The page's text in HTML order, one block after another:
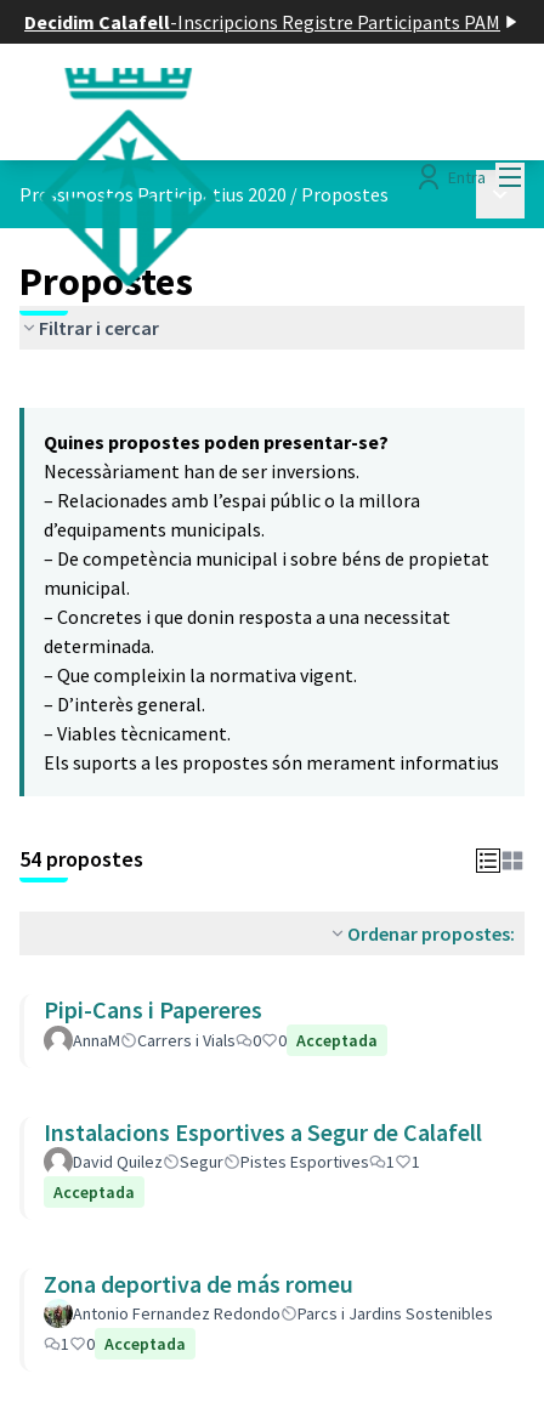
Decidim Calafell-Inscripcions Registre Participants PAM
Entra
Pressupostos Participatius 2020 / Propostes
Propostes
Filtrar i cercar
−
Quines propostes poden presentar-se?
Necessàriament han de ser inversions.
– Relacionades amb l’espai públic o la millora
d’equipaments municipals.
– De competència municipal i sobre béns de propietat
municipal.
– Concretes i que donin resposta a una necessitat
determinada.
– Que compleixin la normativa vigent.
– D’interès general.
– Viables tècnicament.
Els suports a les propostes són merament informatius
54 propostes
Ordenar propostes:
Pipi-Cans i Papereres
AnnaM Carrers i Vials 0 0 Acceptada
Instalacions Esportives a Segur de Calafell
David Quilez Segur Pistes Esportives 1
1
Acceptada
Zona deportiva de más romeu
Antonio Fernandez Redondo
Parcs i Jardins Sostenibles
1
0 Acceptada